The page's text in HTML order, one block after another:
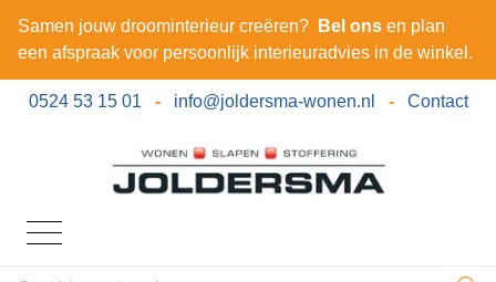
Samen jouw droominterieur creëren? Bel ons en plan
een afspraak voor persoonlijk interieuradvies in de winkel.
0524 53 15 01 - info@joldersma-wonen.nl - Contact